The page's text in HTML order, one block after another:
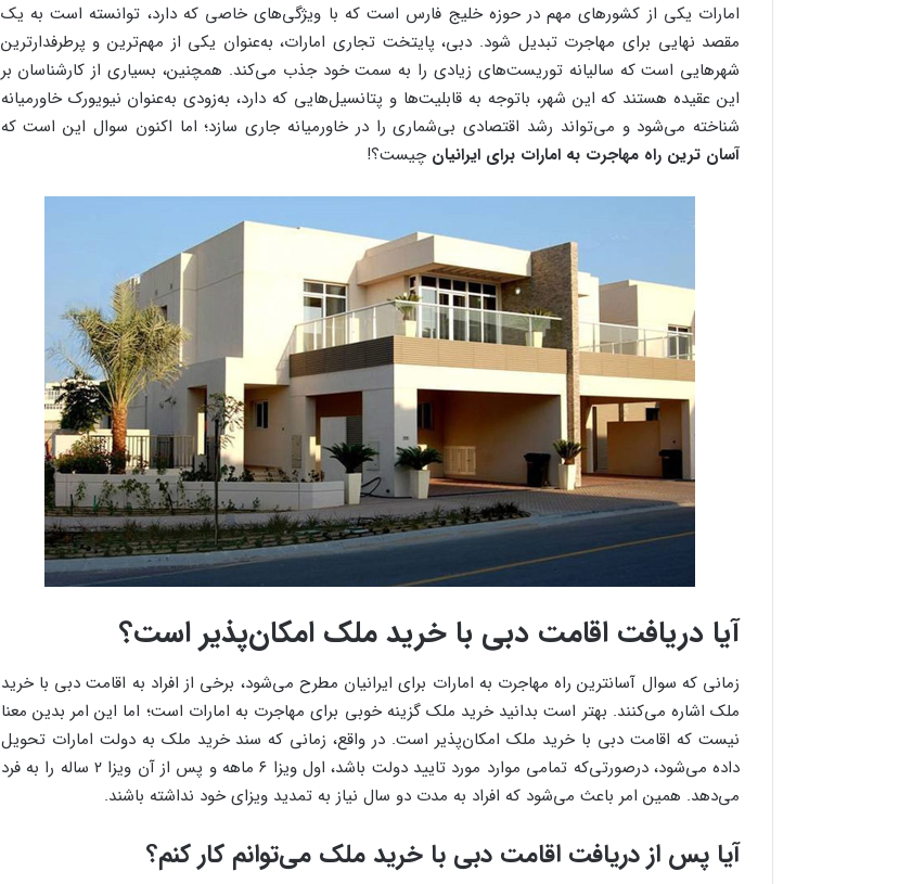
امارات یکی از کشورهای مهم در حوزه خلیج فارس است که با ویژگی‌های خاصی که دارد، توانسته است به یک
مقصد نهایی برای مهاجرت تبدیل شود. دبی، پایتخت تجاری امارات، به‌عنوان یکی از مهم‌ترین و پرطرفدارترین
شهرهایی است که سالیانه توریست‌های زیادی را به سمت خود جذب می‌کند. همچنین، بسیاری از کارشناسان بر
این عقیده هستند که این شهر، باتوجه به قابلیت‌ها و پتانسیل‌هایی که دارد، به‌زودی به‌عنوان نیویورک خاورمیانه
شناخته می‌شود و می‌تواند رشد اقتصادی بی‌شماری را در خاورمیانه جاری سازد؛ اما اکنون سوال این است که
آسان ترین راه مهاجرت به امارات برای ایرانیان چیست؟!
آیا دریافت اقامت دبی با خرید ملک امکان‌پذیر است؟
زمانی که سوال آسانترین راه مهاجرت به امارات برای ایرانیان مطرح می‌شود، برخی از افراد به اقامت دبی با خرید
ملک اشاره می‌کنند. بهتر است بدانید خرید ملک گزینه خوبی برای مهاجرت به امارات است؛ اما این امر بدین معنا
نیست که اقامت دبی با خرید ملک امکان‌پذیر است. در واقع، زمانی که سند خرید ملک به دولت امارات تحویل
داده می‌شود، درصورتی‌که تمامی موارد مورد تایید دولت باشد، اول ویزا ۶ ماهه و پس از آن ویزا ۲ ساله را به فرد
می‌دهد. همین امر باعث می‌شود که افراد به مدت دو سال نیاز به تمدید ویزای خود نداشته باشند.
آیا پس از دریافت اقامت دبی با خرید ملک می‌توانم کار کنم؟